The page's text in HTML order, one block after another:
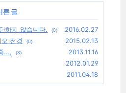
른 글
하지 않습니다. (0)
2016.02.27
전경
(0)
2015.02.13
...,
(3)
2013.11.16
2012.01.29
2011.04.18